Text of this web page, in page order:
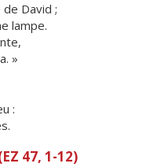
de David ;
lampe.
»
:
47, 1-12)